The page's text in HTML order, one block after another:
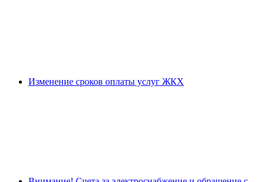
Изменение сроков оплаты услуг ЖКХ